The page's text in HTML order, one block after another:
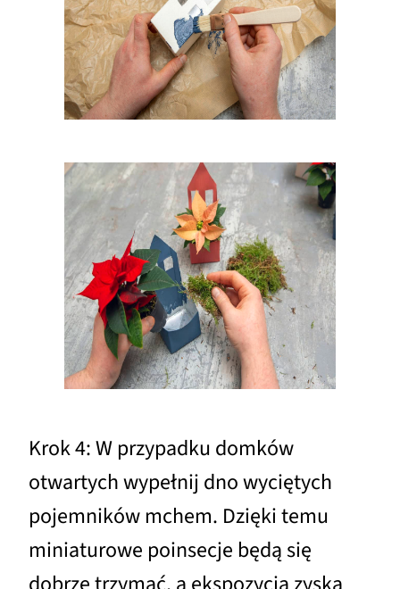
Krok 4: W przypadku domków
otwartych wypełnij dno wyciętych
pojemników mchem. Dzięki temu
miniaturowe poinsecje będą się